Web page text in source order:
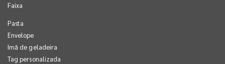
Faixa
Pasta
Envelope
Imã de geladeira
Tag personalizada